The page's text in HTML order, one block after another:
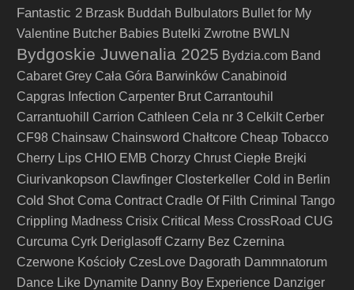
Fantastic 2 Brzask Buddah Bulbulators Bullet for My
Valentine Butcher Babies Butelki Zwrotne BWLN
Bydgoskie Juwenalia 2025 Bydzia.com Band
Cabaret Grey Cała Góra Barwinków Canabinoid
Capgras Infection Carpenter Brut Carrantouhil
Carrantuohill
Carrion Cathleen Cela nr 3 Celkilt Cerber
CF98 Chainsaw Chainsword Chałtcore Cheap Tobacco
Cherry Lips CHIO EMB Chorzy Chrust Ciepłe Brejki
Ciurivankopson Clawfinger Closterkeller Cold in Berlin
Cold Shot Coma Contract Cradle Of Filth Criminal Tango
Crippling Madness Crisix Critical Mess CrossRoad CUG
Curcuma Cyrk Deriglasoff Czarny Bez Czernina
Czerwone Kościoły CzesLove Dagorath Dammnatorum
Dance Like Dynamite Danny Boy Experience Danziger